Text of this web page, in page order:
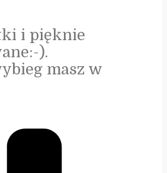
i pięknie
).
masz w